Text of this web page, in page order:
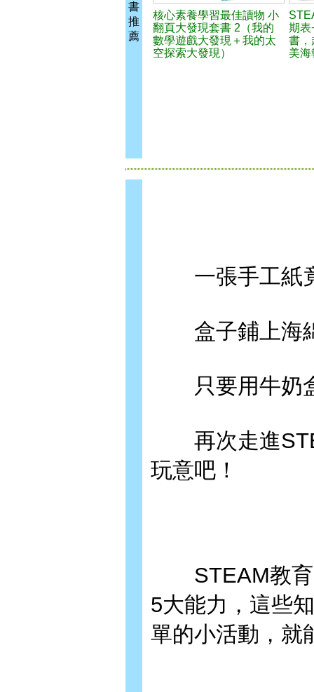
書
推
薦
核心素養學習最佳讀物 小
翻頁大發現套書 2（我的
數學遊戲大發現＋我的太
空探索大發現）
期表
書，
美海
一張手工紙竟
盒子鋪上海綿
只要用牛奶盒
再次走進
玩意吧！
STEAM教育?
5大能力，這些
單的小活動，就